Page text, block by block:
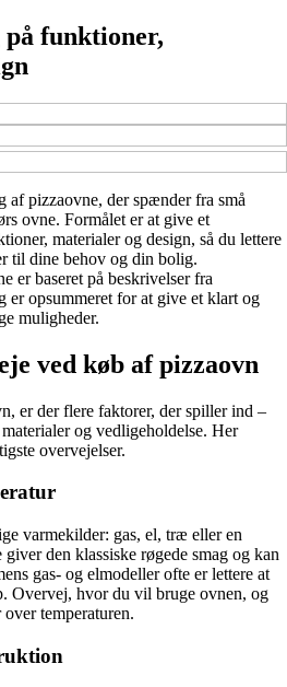
på funktioner,
af pizzaovne, der spænder fra små
ovne. Formålet er at give et
materialer og design, så du lettere
til dine behov og din bolig.
er baseret på beskrivelser fra
er opsummeret for at give et klart og
muligheder.
ved køb af pizzaovn
er der flere faktorer, der spiller ind –
og vedligeholdelse. Her
overvejelser.
varmekilder: gas, el, træ eller en
den klassiske røgede smag og kan
gas- og elmodeller ofte er lettere at
Overvej, hvor du vil bruge ovnen, og
temperaturen.